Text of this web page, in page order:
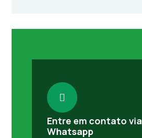
Entre em contato via
Whatsapp